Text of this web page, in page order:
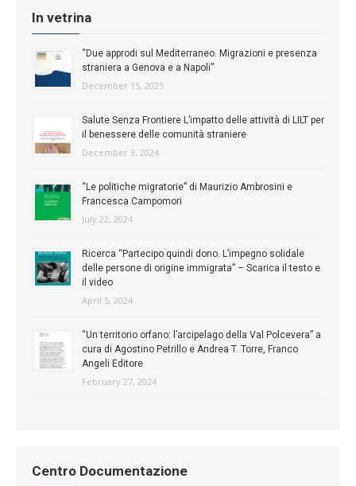
In vetrina
“Due approdi sul Mediterraneo. Migrazioni e presenza
straniera a Genova e a Napoli”
December 15, 2025
Salute Senza Frontiere L’impatto delle attività di LILT per
il benessere delle comunità straniere
December 3, 2024
“Le politiche migratorie” di Maurizio Ambrosini e
Francesca Campomori
July 22, 2024
Ricerca “Partecipo quindi dono. L’impegno solidale
delle persone di origine immigrata” – Scarica il testo e
il video
April 5, 2024
“Un territorio orfano: l’arcipelago della Val Polcevera” a
cura di Agostino Petrillo e Andrea T. Torre, Franco
Angeli Editore
February 27, 2024
Centro Documentazione